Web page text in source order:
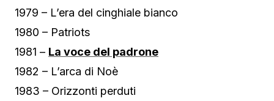
1979 – L’era del cinghiale bianco
1980 – Patriots
1981 – La voce del padrone
1982 – L’arca di Noè
1983 – Orizzonti perduti